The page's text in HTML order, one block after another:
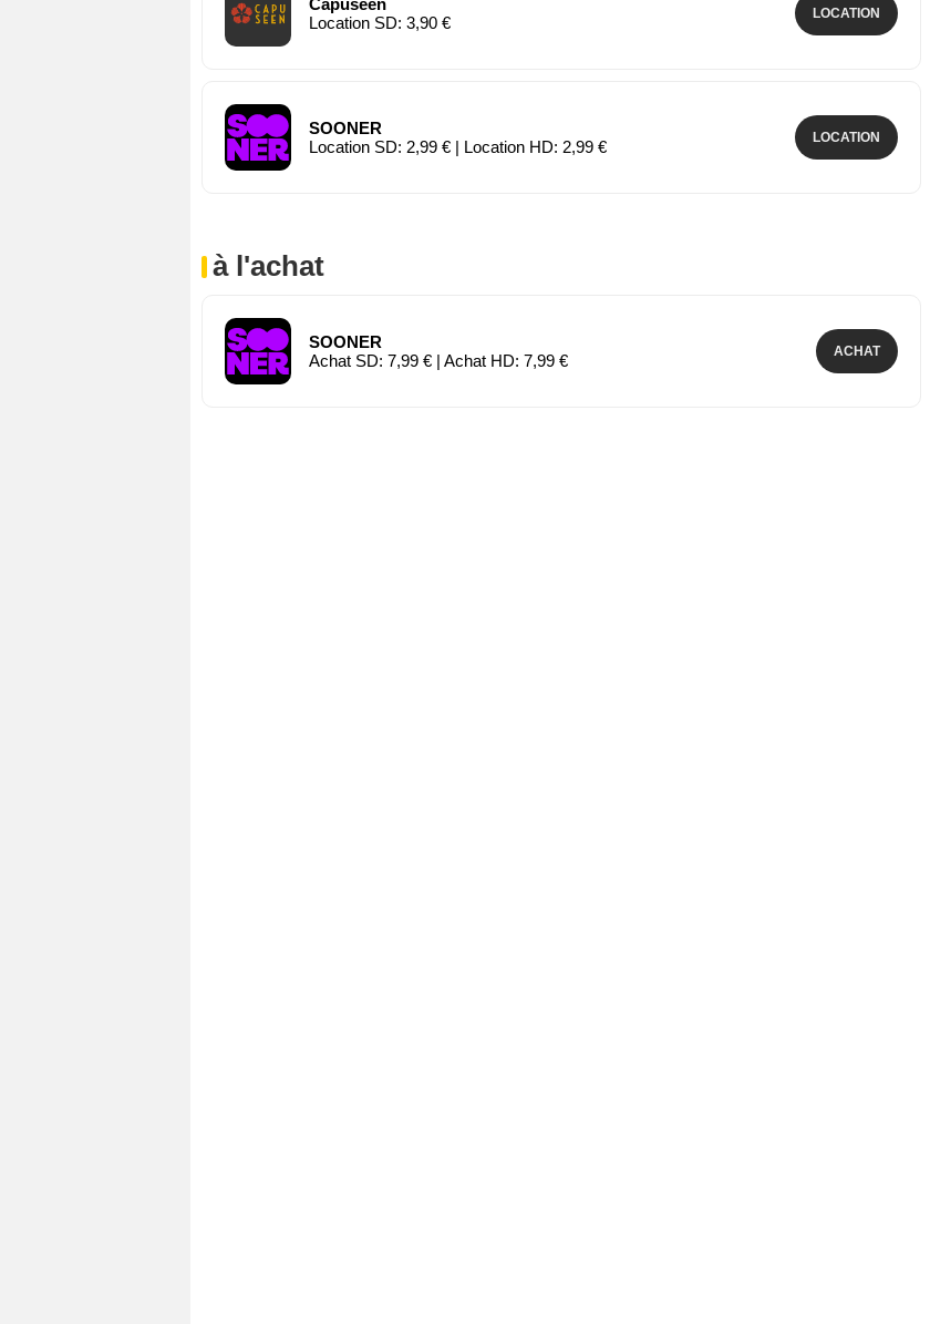
Capuseen
Location SD: 3,90 €
LOCATION
SOONER
Location SD: 2,99 € | Location HD: 2,99 €
LOCATION
à l'achat
SOONER
Achat SD: 7,99 € | Achat HD: 7,99 €
ACHAT